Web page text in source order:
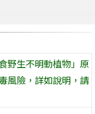
野生不明動植物」原
風險，詳如說明，請